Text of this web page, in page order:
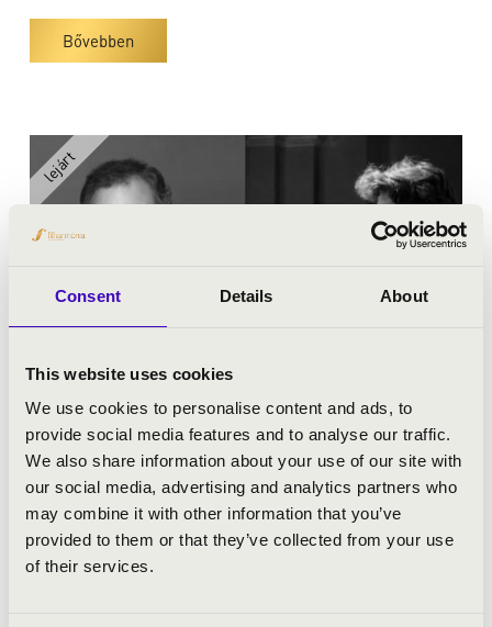
Consent Details About
This website uses cookies
We use cookies to personalise content and ads, to
provide social media features and to analyse our traffic.
We also share information about your use of our site with
our social media, advertising and analytics partners who
may combine it with other information that you’ve
provided to them or that they’ve collected from your use
of their services.
Bővebben
2026.05.24. - vasárnap 19:00
Keszthely - Kis Szent Teréz Karmelita Bazilika
MAGNIFICAT - AVE MARIA